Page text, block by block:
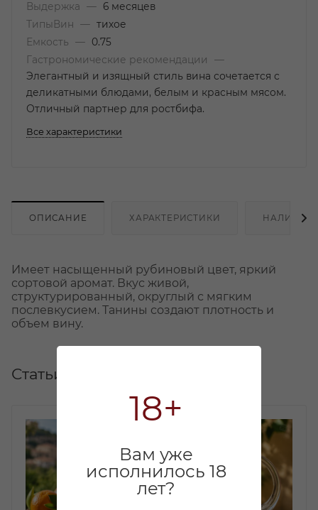
18+
Вам уже
исполнилось 18
лет?
Выдержка
—
6 месяцев
ТипыВин
— тихое
Емкость
—
0.75
Гастрономические рекомендации
—
Элегантный и изящный стиль вина сочетается с
деликатными блюдами, белым и красным мясом.
Отличный партнер для ростбифа.
Все характеристики
ОПИСАНИЕ ХАРАКТЕРИСТИКИ НАЛИЧИЕ
Имеет насыщенный рубиновый цвет, яркий
сортовой аромат. Вкус живой,
структурированный, округлый с мягким
послевкусием. Танины создают плотность и
объем вину.
Статьи